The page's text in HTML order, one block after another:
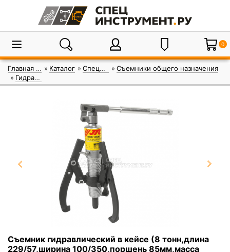
0
Главная страница Каталог Специнструмент
Съемники общего назначения
Гидравлические съемники JTC
Съемник гидравлический в кейсе (8 тонн,длина
229/57,ширина 100/350,поршень 85мм,масса